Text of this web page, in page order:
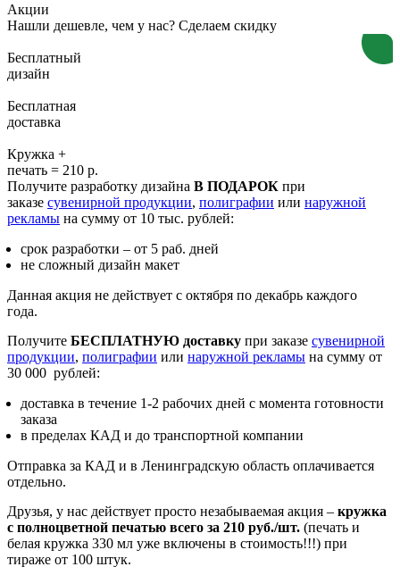
Акции
Нашли дешевле, чем у нас? Сделаем скидку
Бесплатный
дизайн
Бесплатная
доставка
Кружка +
печать = 210 р.
Получите разработку дизайна В ПОДАРОК при
заказе сувенирной продукции, полиграфии или наружной
рекламы на сумму от 10 тыс. рублей:
срок разработки – от 5 раб. дней
не сложный дизайн макет
Данная акция не действует с октября по декабрь каждого
года.
Получите БЕСПЛАТНУЮ доставку при заказе сувенирной
продукции, полиграфии или наружной рекламы на сумму от
30 000 рублей:
доставка в течение 1-2 рабочих дней с момента готовности
заказа
в пределах КАД и до транспортной компании
Отправка за КАД и в Ленинградскую область оплачивается
отдельно.
Друзья, у нас действует просто незабываемая акция – кружка
с полноцветной печатью всего за 210 руб./шт. (печать и
белая кружка 330 мл уже включены в стоимость!!!) при
тираже от 100 штук.